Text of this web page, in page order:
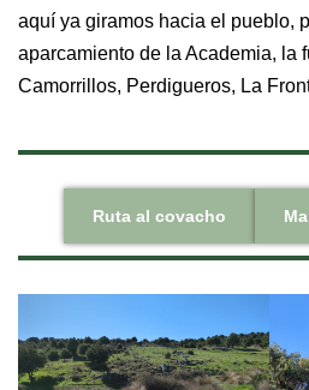
aquí ya giramos hacia el pueblo,
aparcamiento de la Academia, la
Camorrillos, Perdigueros, La
Ruta al covacho